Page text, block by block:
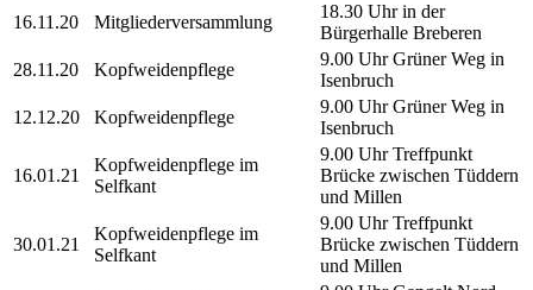
16.11.20
Mitgliederversammlung
18.30 Uhr in der
Bürgerhalle Breberen
28.11.20
Kopfweidenpflege
9.00 Uhr Grüner Weg in
Isenbruch
12.12.20
Kopfweidenpflege
9.00 Uhr Grüner Weg in
Isenbruch
16.01.21
Kopfweidenpflege im
Selfkant
9.00 Uhr Treffpunkt
Brücke zwischen Tüddern
und Millen
30.01.21
Kopfweidenpflege im
Selfkant
9.00 Uhr Treffpunkt
Brücke zwischen Tüddern
und Millen